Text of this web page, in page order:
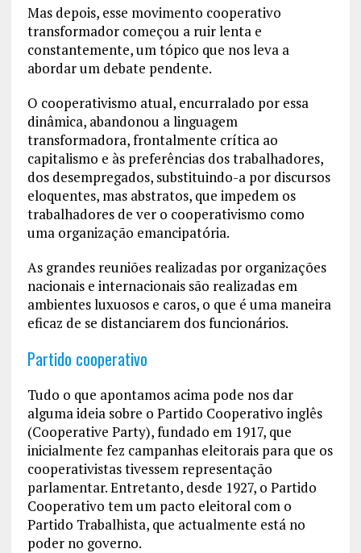
Mas depois, esse movimento cooperativo
transformador começou a ruir lenta e
constantemente, um tópico que nos leva a
abordar um debate pendente.
O cooperativismo atual, encurralado por essa
dinâmica, abandonou a linguagem
transformadora, frontalmente crítica ao
capitalismo e às preferências dos trabalhadores,
dos desempregados, substituindo-a por discursos
eloquentes, mas abstratos, que impedem os
trabalhadores de ver o cooperativismo como
uma organização emancipatória.
As grandes reuniões realizadas por organizações
nacionais e internacionais são realizadas em
ambientes luxuosos e caros, o que é uma maneira
eficaz de se distanciarem dos funcionários.
Partido cooperativo
Tudo o que apontamos acima pode nos dar
alguma ideia sobre o Partido Cooperativo inglês
(Cooperative Party), fundado em 1917, que
inicialmente fez campanhas eleitorais para que os
cooperativistas tivessem representação
parlamentar. Entretanto, desde 1927, o Partido
Cooperativo tem um pacto eleitoral com o
Partido Trabalhista, que actualmente está no
poder no governo.